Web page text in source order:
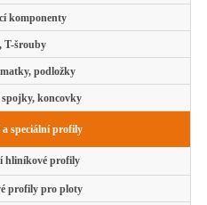
komponenty
T-šrouby
podložky
spojky, koncovky
a speciální profily
hliníkové profily
profily pro ploty